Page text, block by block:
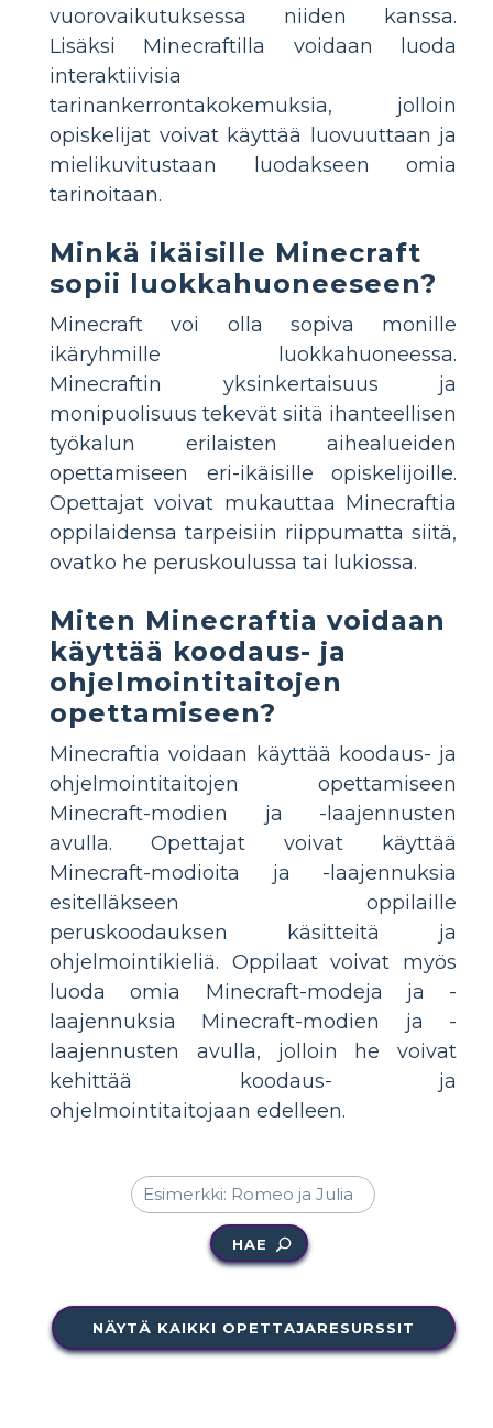
vuorovaikutuksessa niiden kanssa.
Lisäksi Minecraftilla voidaan luoda
interaktiivisia
tarinankerrontakokemuksia, jolloin
opiskelijat voivat käyttää luovuuttaan ja
mielikuvitustaan luodakseen omia
tarinoitaan.
Minkä ikäisille Minecraft
sopii luokkahuoneeseen?
Minecraft voi olla sopiva monille
ikäryhmille luokkahuoneessa.
Minecraftin yksinkertaisuus ja
monipuolisuus tekevät siitä ihanteellisen
työkalun erilaisten aihealueiden
opettamiseen eri-ikäisille opiskelijoille.
Opettajat voivat mukauttaa Minecraftia
oppilaidensa tarpeisiin riippumatta siitä,
ovatko he peruskoulussa tai lukiossa.
Miten Minecraftia voidaan
käyttää koodaus- ja
ohjelmointitaitojen
opettamiseen?
Minecraftia voidaan käyttää koodaus- ja
ohjelmointitaitojen opettamiseen
Minecraft-modien ja -laajennusten
avulla. Opettajat voivat käyttää
Minecraft-modioita ja -laajennuksia
esitelläkseen oppilaille
peruskoodauksen käsitteitä ja
ohjelmointikieliä. Oppilaat voivat myös
luoda omia Minecraft-modeja ja -
laajennuksia Minecraft-modien ja -
laajennusten avulla, jolloin he voivat
kehittää koodaus- ja
ohjelmointitaitojaan edelleen.
HAE
NÄYTÄ KAIKKI OPETTAJARESURSSIT